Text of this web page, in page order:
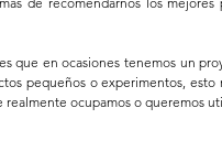
que en ocasiones tenemos un
pequeños o experimentos,
ocupamos o queremos